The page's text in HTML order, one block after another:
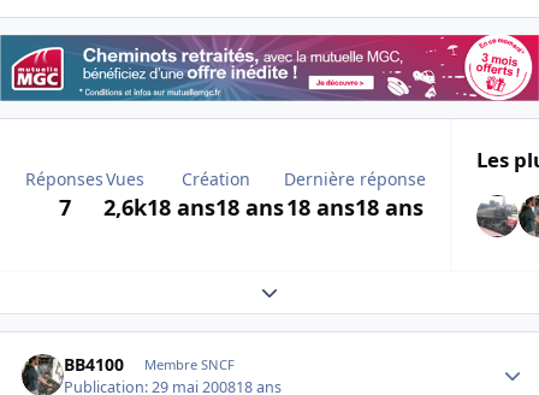
Réponses
7
Vues
2,6k
Création
18 ans18 ans
Dernière réponse
18 ans18 ans
Les
Expand topic overview
BB4100 Membre SNCF
Publication:29 mai 200818 ans